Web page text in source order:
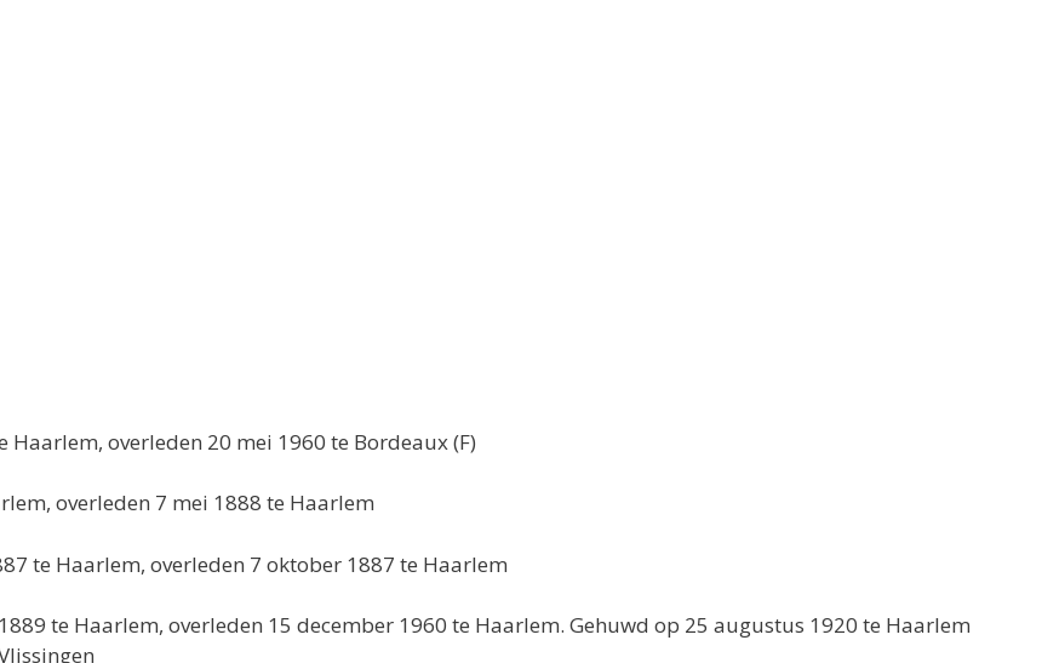
Haarlem, overleden 20 mei 1960 te Bordeaux (F)
overleden 7 mei 1888 te Haarlem
te Haarlem, overleden 7 oktober 1887 te Haarlem
te Haarlem, overleden 15 december 1960 te Haarlem. Gehuwd op 25 augustus 1920 te Haarlem